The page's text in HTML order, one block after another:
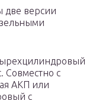
две версии
Совместно с
АКП или
с